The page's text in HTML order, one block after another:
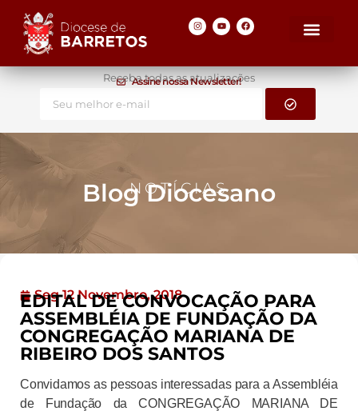
Assine nossa Newsletter!
Receba todas as atualizações
NOTÍCIAS
Blog Diocesano
Seg 12 Novembro, 2018
EDITAL DE CONVOCAÇÃO PARA
ASSEMBLÉIA DE FUNDAÇÃO DA
CONGREGAÇÃO MARIANA DE
RIBEIRO DOS SANTOS
Convidamos as pessoas interessadas para a Assembléia
de Fundação da CONGREGAÇÃO MARIANA DE